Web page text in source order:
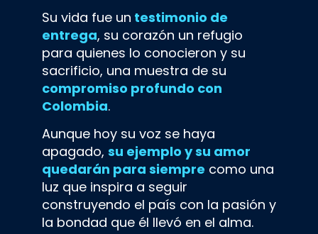
Su vida fue un testimonio de
entrega, su corazón un refugio
para quienes lo conocieron y su
sacrificio, una muestra de su
compromiso profundo con
Colombia.
Aunque hoy su voz se haya
apagado, su ejemplo y su amor
quedarán para siempre como una
luz que inspira a seguir
construyendo el país con la pasión y
la bondad que él llevó en el alma.